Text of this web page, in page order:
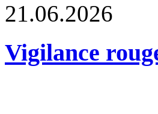
21.06.2026
Vigilance